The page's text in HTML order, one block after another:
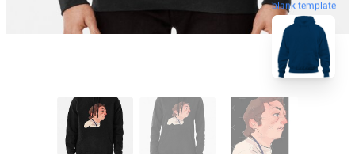
blank template